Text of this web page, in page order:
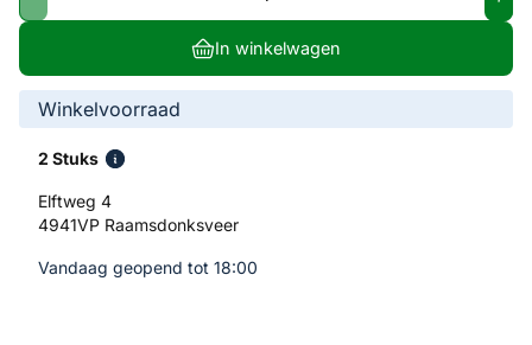
In winkelwagen
Winkelvoorraad
2 Stuks
Elftweg 4
4941VP Raamsdonksveer
Vandaag geopend tot 18:00